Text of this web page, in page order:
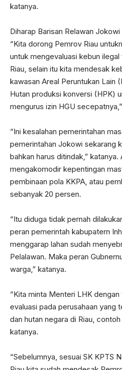
katanya.
Diharap Barisan Relawan
“Kita dorong Pemrov Riau
untuk mengevaluasi kebun
Riau, selain itu kita mendesak
kawasan Areal Peruntukan Lain
Hutan produksi konversi (HPK)
mengurus izin HGU
“Ini kesalahan pemerintahan
pemerintahan Jokowi sekarang
bahkan harus ditindak,”
mengakomodir kepentingan
pembinaan pola KKPA, atau
sebanyak 20 persen.
“Itu diduga tidak pernah
peran pemerintah kabupatern
menggarap lahan sudah
Pelalawan. Maka peran
warga,” katanya.
“Kita minta Menteri LHK
evaluasi pada perusahaan yang
dan hutan negara di Riau,
katanya.
“Sebelumnya, sesuai SK KPTS